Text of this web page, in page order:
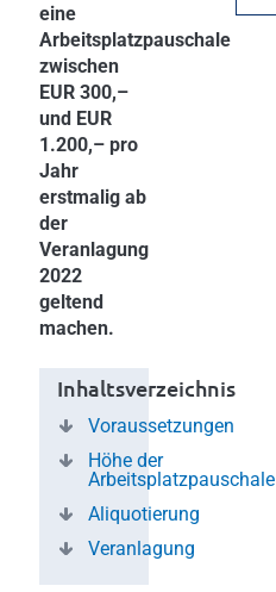
eine
Arbeitsplatzpauschale
zwischen
EUR 300,–
und EUR
1.200,– pro
Jahr
erstmalig ab
der
Veranlagung
2022
geltend
machen.
Inhaltsverzeichnis
Voraussetzungen
Höhe der
Arbeitsplatzpauschale
Aliquotierung
Veranlagung